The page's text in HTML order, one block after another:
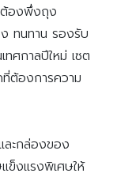
ต้องพึ่งถุง
ทนทาน รองรับ
ทศกาลปีใหม่ เซต
ที่ต้องการความ
ละกล่องของ
ข็งแรงพิเศษให้